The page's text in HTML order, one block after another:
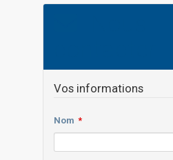
Vos informations
Nom